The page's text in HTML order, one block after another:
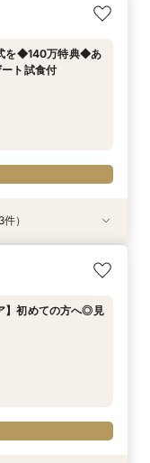
不安解消◎あんし
式を◆140万特典◆あ
ト試食付
不安解消◎あんし
】初めての方へ◎見
）
】初めての方へ◎見